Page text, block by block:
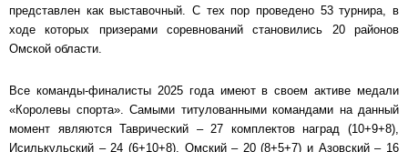
представлен как выставочный. С тех пор проведено 53 турнира, в
ходе которых призерами соревнований становились 20 районов
Омской области.
Все команды-финалисты 2025 года имеют в своем активе медали
«Королевы спорта». Самыми титулованными командами на данный
момент являются Таврический – 27 комплектов наград (10+9+8),
Исилькульский – 24 (6+10+8), Омский – 20 (8+5+7) и Азовский – 16